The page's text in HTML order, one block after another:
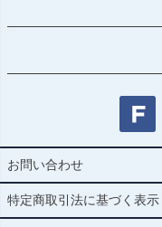
お問い合わせ
特定商取引法に基づく表示